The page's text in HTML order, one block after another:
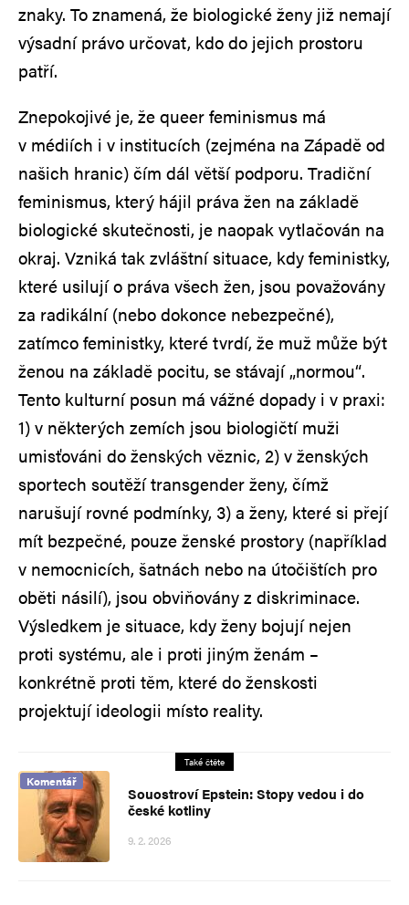
znaky. To znamená, že biologické ženy již nemají
výsadní právo určovat, kdo do jejich prostoru
patří.
Znepokojivé je, že queer feminismus má
v médiích i v institucích (zejména na Západě od
našich hranic) čím dál větší podporu. Tradiční
feminismus, který hájil práva žen na základě
biologické skutečnosti, je naopak vytlačován na
okraj. Vzniká tak zvláštní situace, kdy feministky,
které usilují o práva všech žen, jsou považovány
za radikální (nebo dokonce nebezpečné),
zatímco feministky, které tvrdí, že muž může být
ženou na základě pocitu, se stávají „normou“.
Tento kulturní posun má vážné dopady i v praxi:
1) v některých zemích jsou biologičtí muži
umisťováni do ženských věznic, 2) v ženských
sportech soutěží transgender ženy, čímž
narušují rovné podmínky, 3) a ženy, které si přejí
mít bezpečné, pouze ženské prostory (například
v nemocnicích, šatnách nebo na útočištích pro
oběti násilí), jsou obviňovány z diskriminace.
Výsledkem je situace, kdy ženy bojují nejen
proti systému, ale i proti jiným ženám –
konkrétně proti těm, které do ženskosti
projektují ideologii místo reality.
Také čtěte
Komentář
Souostroví Epstein: Stopy vedou i do
české kotliny
9. 2. 2026